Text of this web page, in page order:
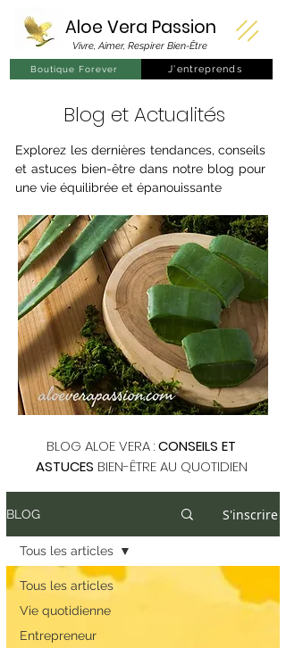
Aloe Vera Passion
Vivre, Aimer, Respirer Bien-Être
J'entreprends
Boutique Forever
Blog et Actualités
Explorez les dernières tendances, conseils
et astuces bien-être dans notre blog pour
une vie équilibrée et épanouissante
BLOG ALOE VERA :CONSEILS ET
ASTUCES BIEN-ÊTRE AU QUOTIDIEN
BLOG S'inscrire
Tous les articles
Vie quotidienne
Entrepreneur
Tous les articles